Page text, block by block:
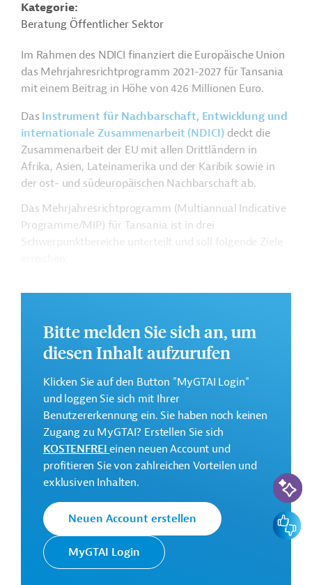
Kategorie
Beratung Öffentlicher Sektor
Im Rahmen des NDICI finanziert die Europäische Union
das Mehrjahresrichtprogramm 2021-2027 für Tansania
mit einem Beitrag in Höhe von 426 Millionen Euro.
Das Instrument für Nachbarschaft, Entwicklung und
internationale Zusammenarbeit (NDICI) deckt die
Zusammenarbeit der EU mit allen Drittländern in
Afrika, Asien, Lateinamerika und der Karibik sowie in
der ost- und südeuropäischen Nachbarschaft ab.
Das Mehrjahresrichtprogramm (Multiannual Indicative
Programme/MIP) für Tansania ist in drei
Schwerpunktbereiche unterteilt und soll folgende Ziele
Investitionen in die Umsetzung des "Green Deal" und
Dienstleistungen;
Verbesserung der Lebensbedingungen, des
Sozialschutzes und der
Beschäftigungsmöglichkeiten, mit Schwerpunkt auf
klimafreundlichen Arbeitsplätzen in kleinen und
mittleren Unternehmen;
Förderung des Austauschs zwischen Regierung,
Zivilgesellschaft und Privatsektor sowie
Verbesserung der öffentlichen Dienstleistungen, der
sozialen Rechenschaftspflicht und der
Rechtsstaatlichkeit.
Weitere Informationen über das
Bitte melden Sie sich an, um
diesen Inhalt aufzurufen
Klicken Sie auf den Button "MyGTAI Login"
und loggen Sie sich mit Ihrer
Benutzererkennung ein. Sie haben noch keinen
Zugang zu MyGTAI? Erstellen Sie sich
KOSTENFREIeinen neuen Account und
profitieren Sie von zahlreichen Vorteilen und
exklusiven Inhalten.
Neuen Account erstellen
MyGTAI Login
KI-